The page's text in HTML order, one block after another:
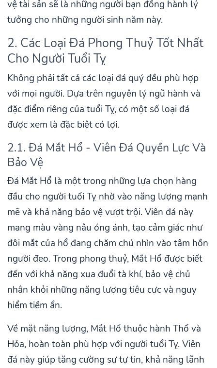
vệ tài sản sẽ là những người bạn đồng hành lý
tưởng cho những người sinh năm này.
2. Các Loại Đá Phong Thuỷ Tốt Nhất
Cho Người Tuổi Tỵ
Không phải tất cả các loại đá quý đều phù hợp
với mọi người. Dựa trên nguyên lý ngũ hành và
đặc điểm riêng của tuổi Tỵ, có một số loại đá
được xem là đặc biệt có lợi.
2.1. Đá Mắt Hổ - Viên Đá Quyền Lực Và
Bảo Vệ
Đá Mắt Hổ là một trong những lựa chọn hàng
đầu cho người tuổi Tỵ nhờ vào năng lượng mạnh
mẽ và khả năng bảo vệ vượt trội. Viên đá này
mang màu vàng nâu óng ánh, tạo cảm giác như
đôi mắt của hổ đang chăm chú nhìn vào tâm hồn
người đeo. Trong phong thuỷ, Mắt Hổ được biết
đến với khả năng xua đuổi tà khí, bảo vệ chủ
nhân khỏi những năng lượng tiêu cực và nguy
hiểm tiềm ẩn.
Về mặt năng lượng, Mắt Hổ thuộc hành Thổ và
Hỏa, hoàn toàn phù hợp với người tuổi Tỵ. Viên
đá này giúp tăng cường sự tự tin, khả năng lãnh